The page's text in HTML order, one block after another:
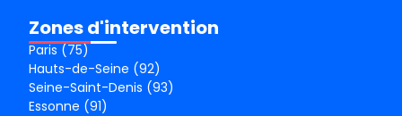
Zones d'intervention
Paris (75)
Hauts-de-Seine (92)
Seine-Saint-Denis (93)
Essonne (91)